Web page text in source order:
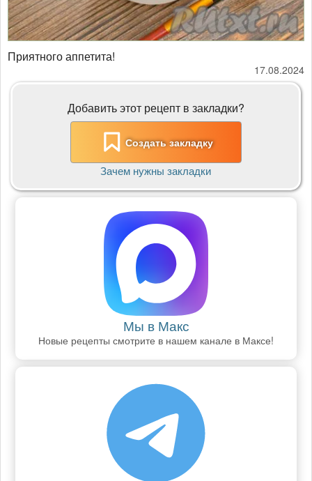
Приятного аппетита!
17.08.2024
Добавить этот рецепт в закладки?
Создать закладку
Зачем нужны закладки
Мы в Макс
Новые рецепты смотрите в нашем канале в Максе!